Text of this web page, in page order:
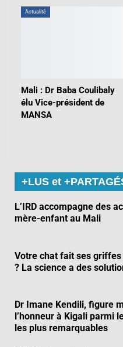
Actualité
Mali : Dr Baba Coulibaly
élu Vice-président de
MANSA
+LUS et
L’IRD accompagne des
mère-enfant au Mali
Votre chat fait ses
? La science a des
Dr Imane Kendili, figure
l’honneur à Kigali parmi
les plus remarquables